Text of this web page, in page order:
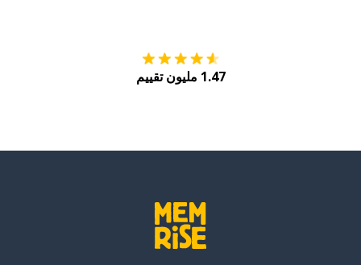
1.47 مليون تقييم